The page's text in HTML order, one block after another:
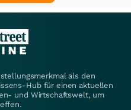
als den
Hub für einen aktuellen
und Wirtschaftswelt, um